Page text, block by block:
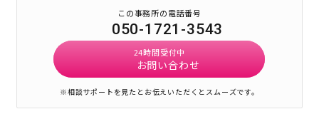
この事務所の電話番号
050-1721-3543
24時間受付中
お問い合わせ
※相談サポートを見たとお伝えいただくとスムーズです。